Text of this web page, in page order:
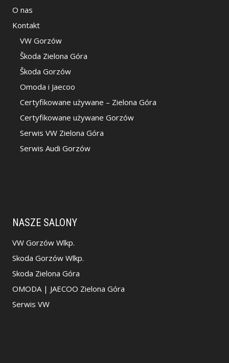
O nas
Kontakt
VW Gorzów
Škoda Zielona Góra
Škoda Gorzów
Omoda i Jaecoo
Certyfikowane używane – Zielona Góra
Certyfikowane używane Gorzów
Serwis VW Zielona Góra
Serwis Audi Gorzów
NASZE SALONY
VW Gorzów Wlkp.
Skoda Gorzów Wlkp.
Skoda Zielona Góra
OMODA | JAECOO Zielona Góra
Serwis VW